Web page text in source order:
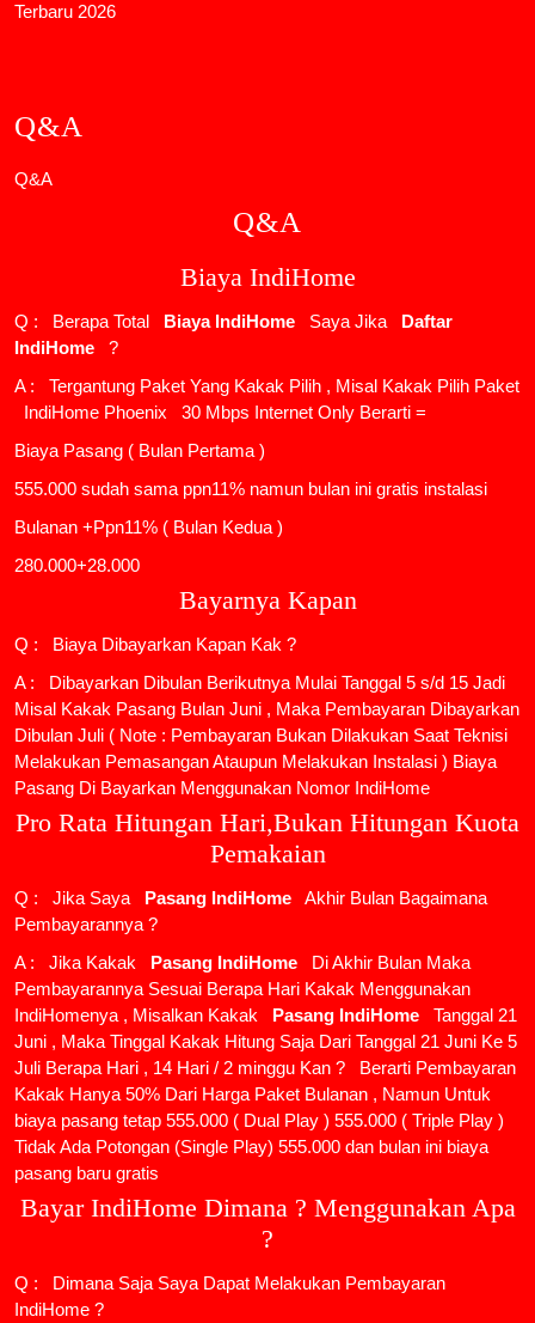
Terbaru 2026
Q&A
Q&A
Q&A
Biaya IndiHome
Q : Berapa Total Biaya IndiHome Saya Jika
Daftar
IndiHome
?
A : Tergantung Paket Yang Kakak Pilih , Misal Kakak Pilih Paket
IndiHome Phoenix
30 Mbps Internet Only Berarti =
Biaya Pasang ( Bulan Pertama )
555.000 sudah sama ppn11% namun bulan ini gratis instalasi
Bulanan +Ppn11% ( Bulan Kedua )
280.000+28.000
Bayarnya Kapan
Q : Biaya Dibayarkan Kapan Kak ?
A : Dibayarkan Dibulan Berikutnya Mulai Tanggal 5 s/d 15 Jadi
Misal Kakak Pasang Bulan Juni , Maka Pembayaran Dibayarkan
Dibulan Juli ( Note : Pembayaran Bukan Dilakukan Saat Teknisi
Melakukan Pemasangan Ataupun Melakukan Instalasi ) Biaya
Pasang Di Bayarkan Menggunakan Nomor IndiHome
Pro Rata Hitungan Hari,Bukan Hitungan Kuota
Pemakaian
Q : Jika Saya Pasang IndiHome
Akhir Bulan Bagaimana
Pembayarannya ?
A : Jika Kakak
Pasang IndiHome
Di Akhir Bulan Maka
Pembayarannya Sesuai Berapa Hari Kakak Menggunakan
IndiHomenya , Misalkan Kakak
Pasang IndiHome
Tanggal 21
Juni , Maka Tinggal Kakak Hitung Saja Dari Tanggal 21 Juni Ke 5
Juli Berapa Hari , 14 Hari / 2 minggu Kan ? Berarti Pembayaran
Kakak Hanya 50% Dari Harga Paket Bulanan , Namun Untuk
biaya pasang tetap 555.000 ( Dual Play ) 555.000 ( Triple Play )
Tidak Ada Potongan (Single Play) 555.000 dan bulan ini biaya
pasang baru gratis
Bayar IndiHome Dimana ? Menggunakan Apa
?
Q : Dimana Saja Saya Dapat Melakukan Pembayaran
IndiHome ?